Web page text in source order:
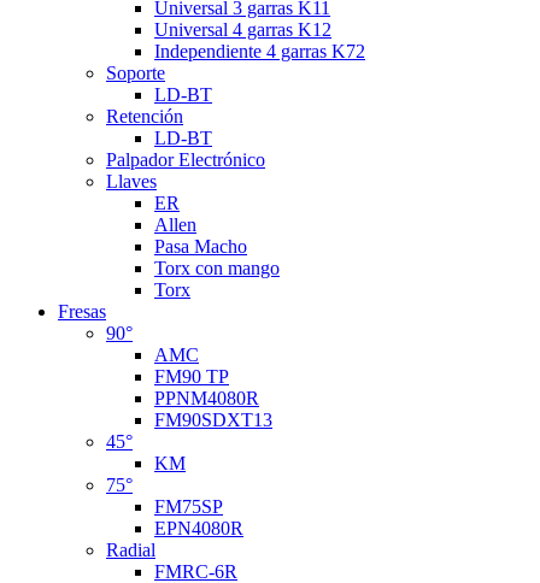
Universal 3 garras K11
Universal 4 garras K12
Independiente 4 garras K72
Soporte
LD-BT
Retención
LD-BT
Palpador Electrónico
Llaves
ER
Allen
Pasa Macho
Torx con mango
Torx
Fresas
90°
AMC
FM90 TP
PPNM4080R
FM90SDXT13
45°
KM
75°
FM75SP
EPN4080R
Radial
FMRC-6R